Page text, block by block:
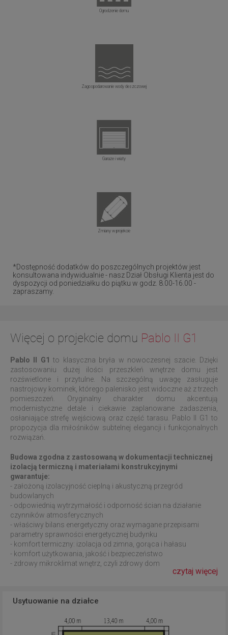
Ogrodzenie domu
Zagospodarowanie wody deszczowej
Garaże i wiaty
Zmiany w projekcie
*Dostępność dodatków do poszczególnych projektów jest
konsultowana indywidualnie - nasz Dział Obsługi Klienta jest do
dyspozycji od poniedziałku do piątku w godz. 8.00-16.00 -
zapraszamy.
Więcej o projekcie domu Pablo II G1
Pablo II G1to klasyczna bryła w nowoczesnej szacie. Dzięki
zastosowaniu dużej ilości przeszkleń wnętrze domu jest
rozświetlone i przytulne. Na szczególną uwagę zasługuje
nastrojowy kominek, którego palenisko jest widoczne aż z trzech
pomieszczeń. Oryginalny charakter domu akcentują
modernistyczne detale i ciekawie zaplanowane zadaszenia,
osłaniające strefę wejściową oraz część tarasu. Pablo II G1 to
propozycja dla miłośników subtelnej elegancji i funkcjonalnych
rozwiązań.
Budowa zgodna z zastosowaną w dokumentacji technicznej
izolacją termiczną i materiałami konstrukcyjnymi
gwarantuje:
- założoną izolacyjność cieplną i akustyczną przegród
budowlanych
- odpowiednią wytrzymałość i odporność ścian na działanie
czynników atmosferycznych
- właściwy bilans energetyczny oraz wymagane przepisami
parametry sprawności energetycznej budynku
- komfort termiczny: izolacja od zimna, gorąca i hałasu
- komfort użytkowania, jakość i bezpieczeństwo
- zdrowy mikroklimat wnętrz, czyli zdrowy dom
czytaj więcej
Usytuowanie na działce